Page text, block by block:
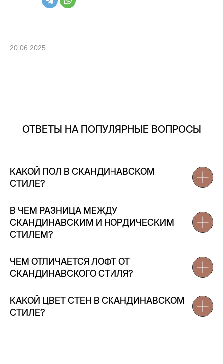
20.06.2025
ОТВЕТЫ НА ПОПУЛЯРНЫЕ ВОПРОСЫ
КАКОЙ ПОЛ В СКАНДИНАВСКОМ
СТИЛЕ?
В ЧЕМ РАЗНИЦА МЕЖДУ
СКАНДИНАВСКИМ И НОРДИЧЕСКИМ
СТИЛЕМ?
ЧЕМ ОТЛИЧАЕТСЯ ЛОФТ ОТ
СКАНДИНАВСКОГО СТИЛЯ?
КАКОЙ ЦВЕТ СТЕН В СКАНДИНАВСКОМ
СТИЛЕ?